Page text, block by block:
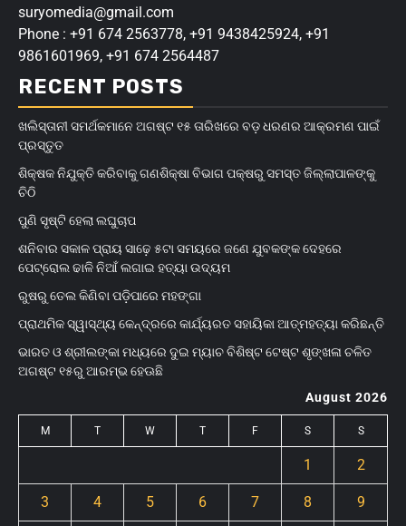
suryomedia@gmail.com
Phone : +91 674 2563778, +91 9438425924, +91
9861601969, +91 674 2564487
RECENT POSTS
ଖଲିସ୍ତାନୀ ସମର୍ଥକମାନେ ଅଗଷ୍ଟ ୧୫ ତାରିଖରେ ବଡ଼ ଧରଣର ଆକ୍ରମଣ ପାଇଁ
ପ୍ରସ୍ତୁତ
ଶିକ୍ଷକ ନିଯୁକ୍ତି କରିବାକୁ ଗଣଶିକ୍ଷା ବିଭାଗ ପକ୍ଷରୁ ସମସ୍ତ ଜିଲ୍ଲାପାଳଙ୍କୁ
ଚିଠି
ପୁଣି ସୃଷ୍ଟି ହେଲା ଲଘୁଚାପ
ଶନିବାର ସକାଳ ପ୍ରାୟ ସାଢ଼େ ୫ଟା ସମୟରେ ଜଣେ ଯୁବକଙ୍କ ଦେହରେ
ପେଟ୍ରୋଲ ଢାଳି ନିଆଁ ଲଗାଇ ହତ୍ୟା ଉଦ୍ୟମ
ରୁଷରୁ ତେଲ କିଣିବା ପଡ଼ିପାରେ ମହଙ୍ଗା
ପ୍ରାଥମିକ ସ୍ୱାସ୍ଥ୍ୟ କେନ୍ଦ୍ରରେ କାର୍ଯ୍ୟରତ ସହାୟିକା ଆତ୍ମହତ୍ୟା କରିଛନ୍ତି
ଭାରତ ଓ ଶ୍ରୀଲଙ୍କା ମଧ୍ୟରେ ଦୁଇ ମ୍ୟାଚ ବିଶିଷ୍ଟ ଟେଷ୍ଟ ଶୃଙ୍ଖଳା ଚଳିତ
ଅଗଷ୍ଟ ୧୫ରୁ ଆରମ୍ଭ ହେଊଛି
August 2026
M T W T F S S
1 2
3 4 5 6 7 8 9